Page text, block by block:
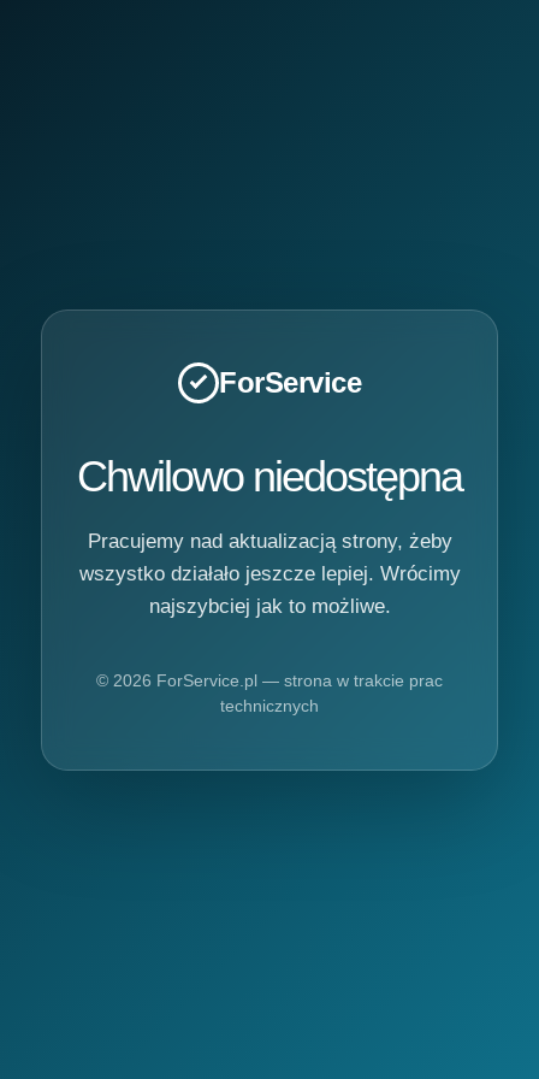
ForService
Chwilowo niedostępna
Pracujemy nad aktualizacją strony, żeby
wszystko działało jeszcze lepiej. Wrócimy
najszybciej jak to możliwe.
© 2026 ForService.pl — strona w trakcie prac
technicznych